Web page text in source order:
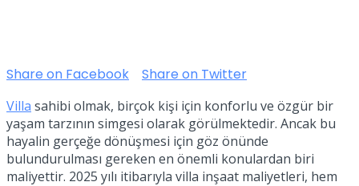
Share on Facebook Share on Twitter
Villa sahibi olmak, birçok kişi için konforlu ve özgür bir
yaşam tarzının simgesi olarak görülmektedir. Ancak bu
hayalin gerçeğe dönüşmesi için göz önünde
bulundurulması gereken en önemli konulardan biri
maliyettir. 2025 yılı itibarıyla villa inşaat maliyetleri, hem